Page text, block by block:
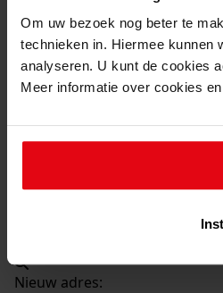
Om uw bezoek nog beter te
technieken in. Hiermee kunnen
analyseren. U kunt de cookies
Meer informatie over cookies
4267 Bouwen schuur, 1986
Datering:
1986
Beschrijving:
Datum vergunning:
Adres:
Nieuw adres: